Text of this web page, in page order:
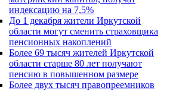
индексацию на 7,5%
До 1 декабря жители Иркутской
области могут сменить страховщика
пенсионных накоплений
Более 69 тысяч жителей Иркутской
области старше 80 лет получают
пенсию в повышенном размере
Более двух тысяч правопреемников